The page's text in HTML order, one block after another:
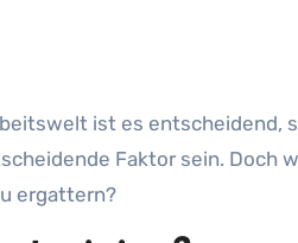
ist es entscheidend,
Faktor sein. Doch
ergattern?